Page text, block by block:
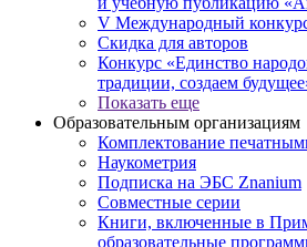
V Международный
Скидка для авторов
Конкурс «Единство
традиции, создаем
Показать еще
Образовательным организациям
Комплектование
Наукометрия
Подписка на ЭБС Znanium
Совместные серии
Книги, включенные в
образовательные